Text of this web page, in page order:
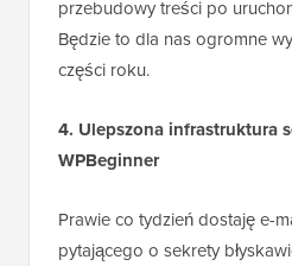
przebudowy treści po
Będzie to dla nas ogromne
części roku.
4. Ulepszona infrastruktura
WPBeginner
Prawie co tydzień dostaję e-
pytającego o sekrety